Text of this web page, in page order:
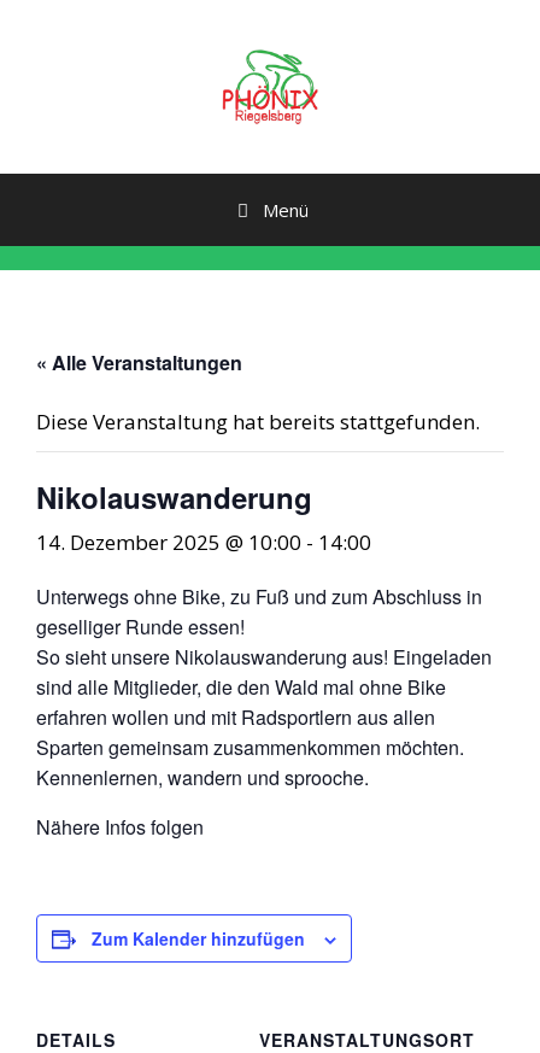
Menü
« Alle Veranstaltungen
Diese Veranstaltung hat bereits stattgefunden.
Nikolauswanderung
14. Dezember 2025 @ 10:00 - 14:00
Unterwegs ohne Bike, zu Fuß und zum Abschluss in
geselliger Runde essen!
So sieht unsere Nikolauswanderung aus! Eingeladen
sind alle Mitglieder, die den Wald mal ohne Bike
erfahren wollen und mit Radsportlern aus allen
Sparten gemeinsam zusammenkommen möchten.
Kennenlernen, wandern und sprooche.
Nähere Infos folgen
Zum Kalender hinzufügen
DETAILS
VERANSTALTUNGSORT